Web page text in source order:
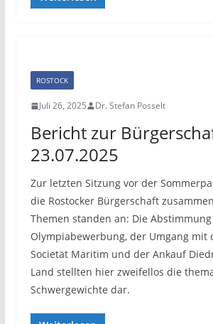
ROSTOCK
Juli 26, 2025 Dr. Stefan Posselt
Bericht zur
23.07.2025
Zur letzten Sitzung vor der
die Rostocker Bürgerschaft
Themen standen an: Die
Olympiabewerbung, der Umgang mit
Societät Maritim und der Ankauf
Land stellten hier zweifellos die
Schwergewichte dar.